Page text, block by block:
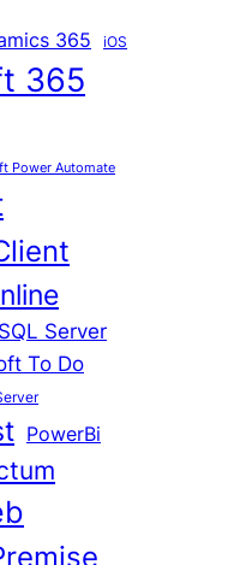
365 iOS
365
Power Automate
Server
To Do
PowerBi